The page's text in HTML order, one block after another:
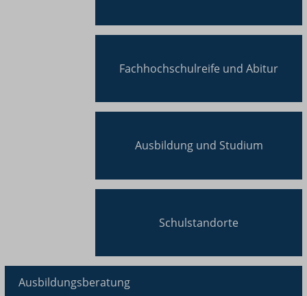
Fachhochschulreife und Abitur
Ausbildung und Studium
Schulstandorte
Ausbildungsberatung